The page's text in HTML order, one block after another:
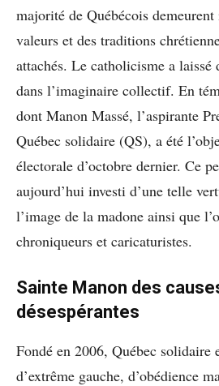
majorité de Québécois demeurent
valeurs et des traditions
attachés. Le catholicisme a laissé
dans l’imaginaire collectif. En
dont Manon Massé, l’aspirante
Québec solidaire (QS), a été
électorale d’octobre dernier. Ce
aujourd’hui investi d’une telle
l’image de la madone ainsi que
chroniqueurs et caricaturistes.
Sainte Manon des
désespérantes
Fondé en 2006, Québec
d’extrême gauche, d’obédience